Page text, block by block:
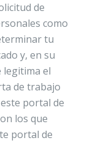
de
como
tu
y, en su
legitima el
de trabajo
portal de
los que
portal de